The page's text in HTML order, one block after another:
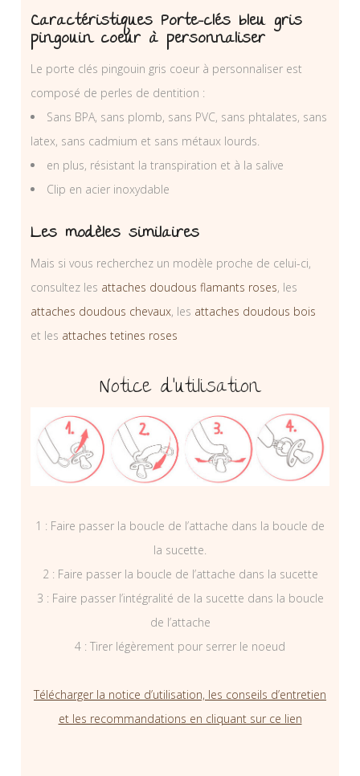
Caractéristiques Porte-clés bleu gris
pingouin coeur à personnaliser
Le porte clés pingouin gris coeur à personnaliser est
composé de perles de dentition :
Sans BPA, sans plomb, sans PVC, sans phtalates, sans
latex, sans cadmium et sans métaux lourds.
en plus, résistant la transpiration et à la salive
Clip en acier inoxydable
Les modèles similaires
Mais si vous recherchez un modèle proche de celui-ci,
consultez les attaches doudous flamants roses, les
attaches doudous chevaux, les attaches doudous bois
et les attaches tetines roses
Notice d’utilisation
1 : Faire passer la boucle de l’attache dans la boucle de
la sucette.
2 : Faire passer la boucle de l’attache dans la sucette
3 : Faire passer l’intégralité de la sucette dans la boucle
de l’attache
4 : Tirer légèrement pour serrer le noeud
Télécharger la notice d’utilisation, les conseils d’entretien
et les recommandations en cliquant sur ce lien